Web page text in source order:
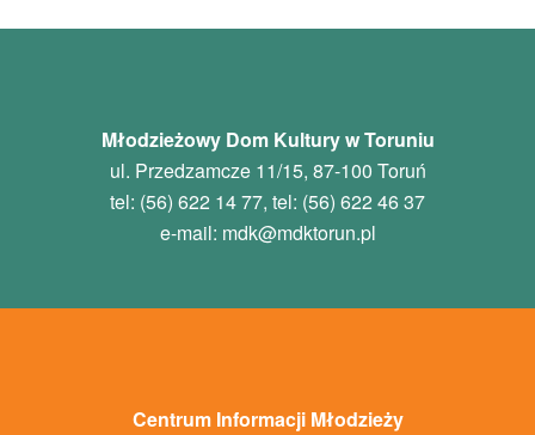
Młodzieżowy Dom Kultury w Toruniu
ul. Przedzamcze 11/15, 87-100 Toruń
tel: (56) 622 14 77, tel: (56) 622 46 37
e-mail: mdk@mdktorun.pl
Centrum Informacji Młodzieży